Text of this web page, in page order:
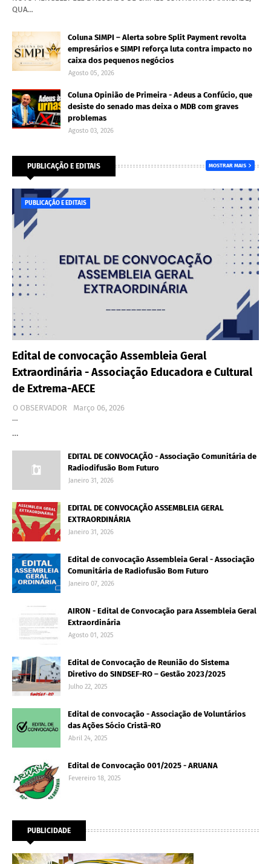
QUA…
Coluna SIMPI – Alerta sobre Split Payment revolta
empresários e SIMPI reforça luta contra impacto no
caixa dos pequenos negócios
Agosto 05, 2026
Coluna Opinião de Primeira - Adeus a Confúcio, que
desiste do senado mas deixa o MDB com graves
problemas
Agosto 03, 2026
PUBLICAÇÃO E EDITAIS MOSTRAR MAIS
PUBLICAÇÃO E EDITAIS
Edital de convocação Assembleia Geral
Extraordinária - Associação Educadora e Cultural
de Extrema-AECE
O OBSERVADOR
Março 06, 2026
…
…
EDITAL DE CONVOCAÇÃO - Associação Comunitária de
Radiodifusão Bom Futuro
Janeiro 31, 2026
EDITAL DE CONVOCAÇÃO ASSEMBLEIA GERAL
EXTRAORDINÁRIA
Janeiro 31, 2026
Edital de convocação Assembleia Geral - Associação
Comunitária de Radiofusão Bom Futuro
Janeiro 07, 2026
AIRON - Edital de Convocação para Assembleia Geral
Extraordinária
Agosto 01, 2025
Edital de Convocação de Reunião do Sistema
Diretivo do SINDSEF-RO – Gestão 2023/2025
Julho 22, 2025
Edital de convocação - Associação de Voluntários
das Ações Sócio Cristã-RO
Abril 24, 2025
Edital de Convocação 001/2025 - ARUANA
Fevereiro 18, 2025
PUBLICIDADE